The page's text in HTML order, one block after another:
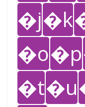
�j�k
�o�p
�t�u